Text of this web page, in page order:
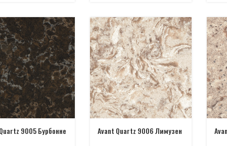
9005 Бурбонне Avant Quartz 9006 Лимузен